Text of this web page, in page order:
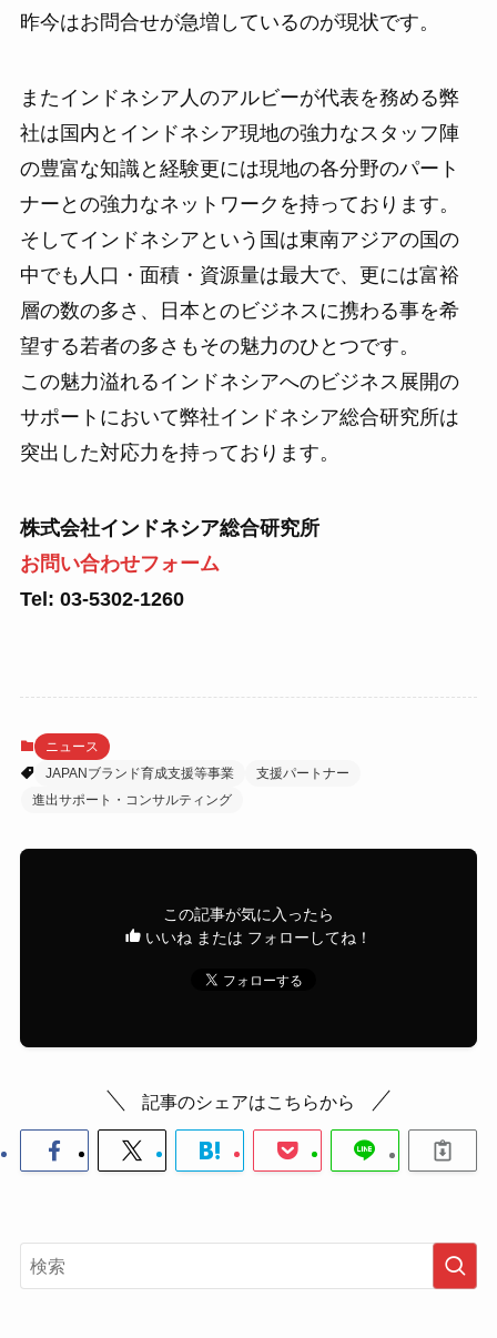
昨今はお問合せが急増しているのが現状です。
またインドネシア人のアルビーが代表を務める弊
社は国内とインドネシア現地の強力なスタッフ陣
の豊富な知識と経験更には現地の各分野のパート
ナーとの強力なネットワークを持っております。
そしてインドネシアという国は東南アジアの国の
中でも人口・面積・資源量は最大で、更には富裕
層の数の多さ、日本とのビジネスに携わる事を希
望する若者の多さもその魅力のひとつです。
この魅力溢れるインドネシアへのビジネス展開の
サポートにおいて弊社インドネシア総合研究所は
突出した対応力を持っております。
株式会社インドネシア総合研究所
お問い合わせフォーム
Tel: 03-5302-1260
ニュース
JAPANブランド育成支援等事業
支援パートナー
進出サポート・コンサルティング
この記事が気に入ったら
いいね または フォローしてね！
記事のシェアはこちらから